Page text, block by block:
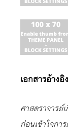
เอกสารอ้างอิง
ศาสตราจาร
ก่อนเข้าใจกา